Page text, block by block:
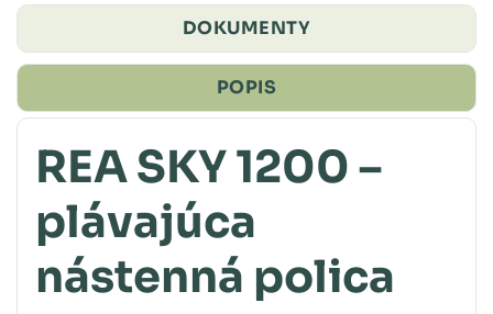
DOKUMENTY
POPIS
REA SKY 1200 –
plávajúca
nástenná polica